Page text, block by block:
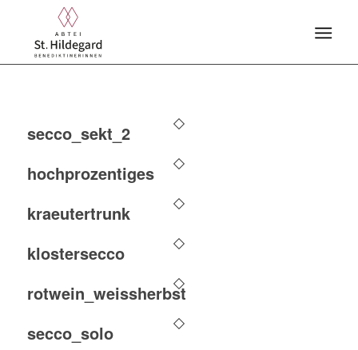
secco_sekt_2
hochprozentiges
kraeutertrunk
klostersecco
rotwein_weissherbst
secco_solo